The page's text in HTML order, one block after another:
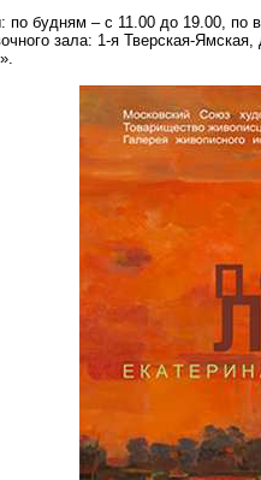
по будням – с 11.00 до 19.00, по
зала: 1-я Тверская-